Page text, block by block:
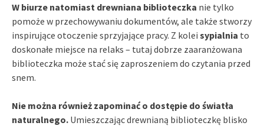
W biurze natomiast drewniana biblioteczka nie tylko
pomoże w przechowywaniu dokumentów, ale także stworzy
inspirujące otoczenie sprzyjające pracy. Z kolei sypialnia to
doskonałe miejsce na relaks – tutaj dobrze zaaranżowana
biblioteczka może stać się zaproszeniem do czytania przed
snem.
Nie można również zapominać o dostępie do światła
naturalnego. Umieszczając drewnianą biblioteczkę blisko